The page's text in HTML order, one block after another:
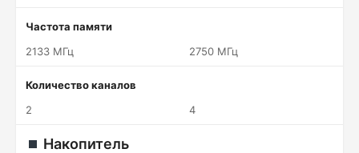
Частота памяти
2133 МГц
2750 МГц
Количество каналов
2
4
Накопитель